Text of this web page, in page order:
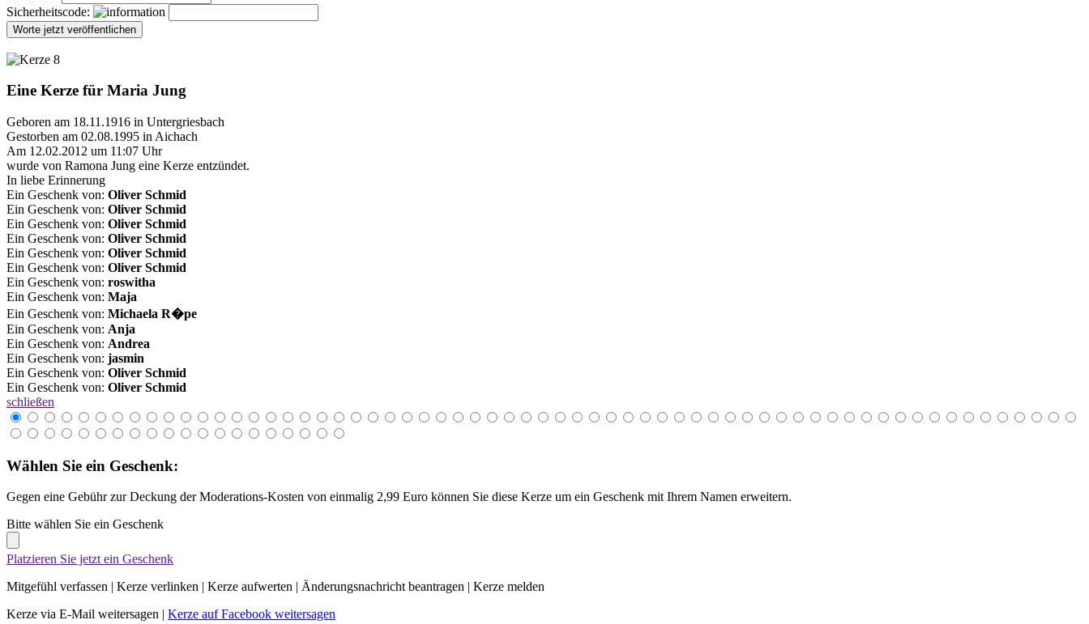
Sicherheitscode:
Eine Kerze für Maria Jung
Geboren am 18.11.1916 in Untergriesbach
Gestorben am 02.08.1995 in Aichach
Am 12.02.2012 um 11:07 Uhr
wurde von Ramona Jung eine Kerze entzündet.
In liebe Erinnerung
Ein Geschenk von: Oliver Schmid
Ein Geschenk von: Oliver Schmid
Ein Geschenk von: Oliver Schmid
Ein Geschenk von: Oliver Schmid
Ein Geschenk von: Oliver Schmid
Ein Geschenk von: Oliver Schmid
Ein Geschenk von: roswitha
Ein Geschenk von: Maja
Ein Geschenk von: Michaela R�pe
Ein Geschenk von: Anja
Ein Geschenk von: Andrea
Ein Geschenk von: jasmin
Ein Geschenk von: Oliver Schmid
Ein Geschenk von: Oliver Schmid
schließen
Wählen Sie ein Geschenk:
Gegen eine Gebühr zur Deckung der Moderations-Kosten von einmalig 2,99 Euro können Sie diese Kerze um ein Geschenk mit Ihrem Namen erweitern.
Bitte wählen Sie ein Geschenk
Platzieren Sie jetzt ein Geschenk
Mitgefühl verfassen
Kerze verlinken Kerze aufwerten Änderungsnachricht beantragen
Kerze melden
Kerze via E-Mail weitersagen
Kerze auf Facebook weitersagen